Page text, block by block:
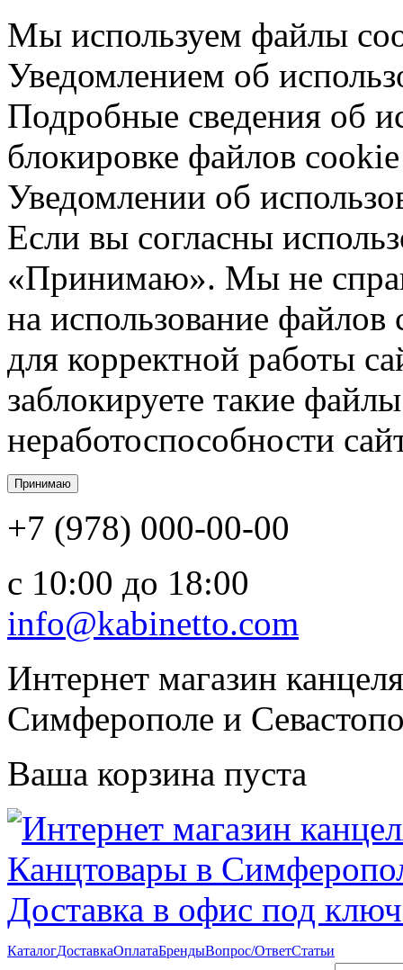
Мы используем файлы
Уведомлением об
Подробные сведения об
блокировке файлов
Уведомлении об
Если вы согласны
«Принимаю». Мы не
на использование
для корректной работы
заблокируете такие
неработоспособности
+7 (978) 000-00-00
c 10:00 до 18:00
info@kabinetto.com
Интернет магазин
Симферополе и
Ваша корзина пуста
КаталогДоставкаОплатаБрендыВопрос/ОтветСтатьи